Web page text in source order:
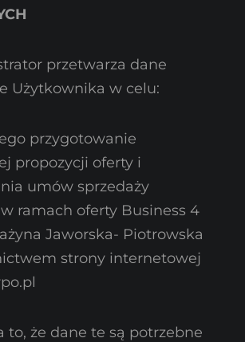
przetwarza dane
Użytkownika w celu:
przygotowanie
propozycji oferty i
umów sprzedaży
ramach oferty Business 4
Jaworska- Piotrowska
strony internetowej
to, że dane te są potrzebne